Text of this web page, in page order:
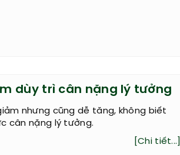
dùy trì cân nặng lý tưởng
nhưng cũng dễ tăng, không biết
cân nặng lý tưởng.
[Chi tiết...]